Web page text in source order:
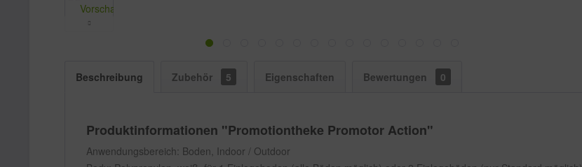
Beschreibung Zubehör 5 Eigenschaften Bewertungen 0
Produktinformationen "Promotiontheke Promotor Action"
Anwendungsbereich: Boden, Indoor / Outdoor